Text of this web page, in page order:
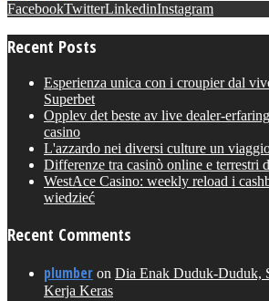
FacebookTwitterLinkedinInstagram
Recent Posts
Esperienza unica con i croupier dal
Superbet
Opplev det beste av live dealer-
casino
L'azzardo nei diversi culture un
Differenze tra casinò online e terrestri
WestAce Casino: weekly reload i
wiedzieć
Recent Comments
plumber on Dia Enak Duduk-Duduk,
Kerja Keras